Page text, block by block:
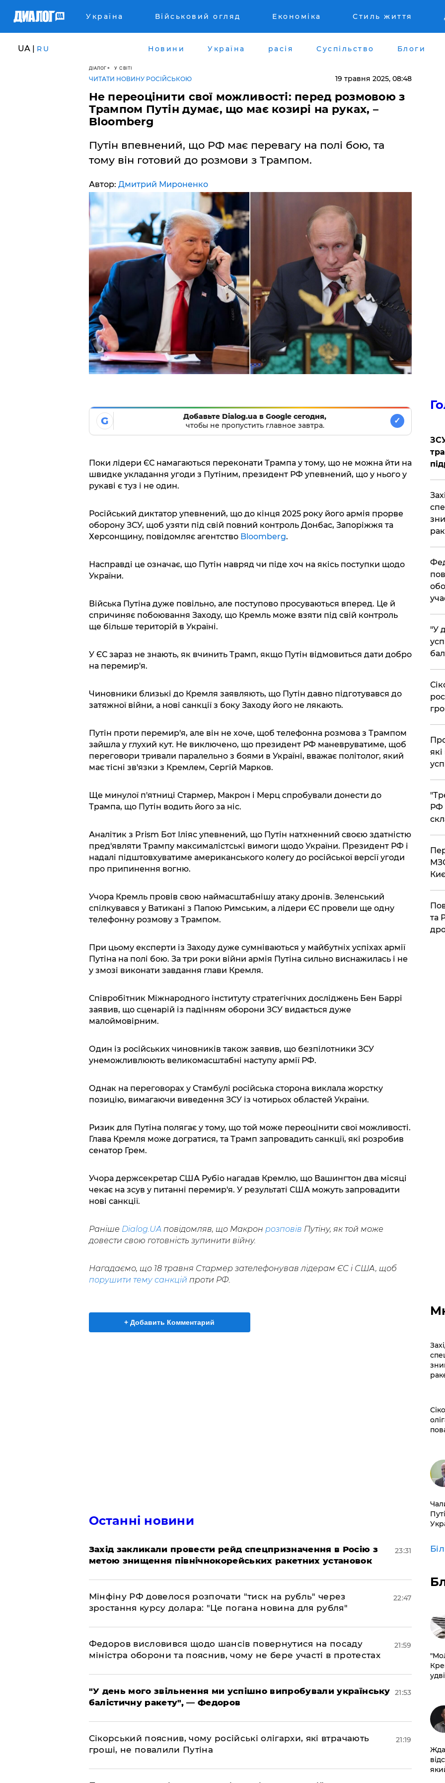
Україна Військовий огляд Економіка Стиль життя
UA | RU Новини Україна расія Суспільство Блоги
ДІАЛОГ У СВІТІ
ЧИТАТИ НОВИНУ РОСІЙСЬКОЮ 19 травня 2025, 08:48
Не переоцінити свої можливості: перед розмовою з
Трампом Путін думає, що має козирі на руках, –
Bloomberg
Путін впевнений, що РФ має перевагу на полі бою, та
тому він готовий до розмови з Трампом.
Автор: Дмитрий Мироненко
G
Добавьте Dialog.ua в Google сегодня,
чтобы не пропустить главное завтра.
✓
Поки лідери ЄС намагаються переконати Трампа у тому, що не можна йти на
швидке укладання угоди з Путіним, президент РФ упевнений, що у нього у
рукаві є туз і не один.
Російський диктатор упевнений, що до кінця 2025 року його армія прорве
оборону ЗСУ, щоб узяти під свій повний контроль Донбас, Запоріжжя та
Херсонщину, повідомляє агентство Bloomberg.
Насправді це означає, що Путін навряд чи піде хоч на якісь поступки щодо
України.
Війська Путіна дуже повільно, але поступово просуваються вперед. Це й
спричиняє побоювання Заходу, що Кремль може взяти під свій контроль
ще більше територій в Україні.
У ЄС зараз не знають, як вчинить Трамп, якщо Путін відмовиться дати добро
на перемир'я.
Чиновники близькі до Кремля заявляють, що Путін давно підготувався до
затяжної війни, а нові санкції з боку Заходу його не лякають.
Путін проти перемир'я, але він не хоче, щоб телефонна розмова з Трампом
зайшла у глухий кут. Не виключено, що президент РФ маневруватиме, щоб
переговори тривали паралельно з боями в Україні, вважає політолог, який
має тісні зв'язки з Кремлем, Сергій Марков.
Ще минулої п'ятниці Стармер, Макрон і Мерц спробували донести до
Трампа, що Путін водить його за ніс.
Аналітик з Prism Бот Іліяс упевнений, що Путін натхненний своєю здатністю
пред'являти Трампу максималістські вимоги щодо України. Президент РФ і
надалі підштовхуватиме американського колегу до російської версії угоди
про припинення вогню.
Учора Кремль провів свою наймасштабнішу атаку дронів. Зеленський
спілкувався у Ватикані з Папою Римським, а лідери ЄС провели ще одну
телефонну розмову з Трампом.
При цьому експерти із Заходу дуже сумніваються у майбутніх успіхах армії
Путіна на полі бою. За три роки війни армія Путіна сильно виснажилась і не
у змозі виконати завдання глави Кремля.
Співробітник Міжнародного інституту стратегічних досліджень Бен Баррі
заявив, що сценарій із падінням оборони ЗСУ видається дуже
малоймовірним.
Один із російських чиновників також заявив, що безпілотники ЗСУ
унеможливлюють великомасштабні наступу армії РФ.
Однак на переговорах у Стамбулі російська сторона виклала жорстку
позицію, вимагаючи виведення ЗСУ із чотирьох областей України.
Ризик для Путіна полягає у тому, що той може переоцінити свої можливості.
Глава Кремля може догратися, та Трамп запровадить санкції, які розробив
сенатор Грем.
Учора держсекретар США Рубіо нагадав Кремлю, що Вашингтон два місяці
чекає на зсув у питанні перемир'я. У результаті США можуть запровадити
нові санкції.
Раніше Dialog.UA повідомляв, що Макрон розповів Путіну, як той може
довести свою готовність зупинити війну.
Нагадаємо, що 18 травня Стармер зателефонував лідерам ЄС і США, щоб
порушити тему санкцій проти РФ.
+ Добавить Комментарий
Останні новини
​Захід закликали провести рейд спецпризначення в Росію з
метою знищення північнокорейських ракетних установок
23:31
​Мінфіну РФ довелося розпочати "тиск на рубль" через
зростання курсу долара: "Це погана новина для рубля"
22:47
​Федоров висловився щодо шансів повернутися на посаду
міністра оборони та пояснив, чому не бере участі в протестах
21:59
​"У день мого звільнення ми успішно випробували українську
балістичну ракету", — Федоров
21:53
​Сікорський пояснив, чому російські олігархи, які втрачають
гроші, не повалили Путіна
21:19
​"У
РФ
та